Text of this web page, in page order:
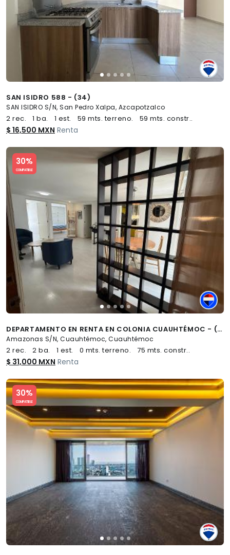
SAN ISIDRO 588 - (34)
SAN ISIDRO S/N, San Pedro Xalpa, Azcapotzalco
2 rec. 1 ba. 1 est. 59 mts. terreno. 59 mts. constr..
$ 16,500 MXN Renta
30%
COMPATIBLE
Slide 1 of 5
DEPARTAMENTO EN RENTA EN COLONIA CUAUHTÉMOC - (34)
Amazonas S/N, Cuauhtémoc, Cuauhtémoc
2 rec. 2 ba. 1 est. 0 mts. terreno. 75 mts. constr..
$ 31,000 MXN Renta
30%
COMPATIBLE
Slide 1 of 5